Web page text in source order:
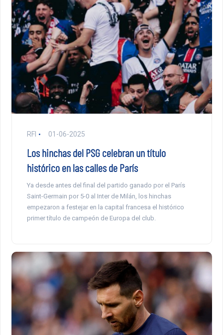
RFI 01-06-2025
Los hinchas del PSG celebran un título
histórico en las calles de París
Ya desde antes del final del partido ganado por el París
Saint-Germain por 5-0 al Inter de Milán, los hinchas
empezaron a festejar en la capital francesa el histórico
primer título de campeón de Europa del club.